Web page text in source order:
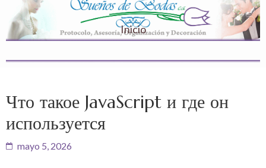
Inicio
Что такое JavaScript и где он
используется
mayo 5, 2026